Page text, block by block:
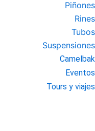
Piñones
Rines
Tubos
Suspensiones
Camelbak
Eventos
Tours y viajes